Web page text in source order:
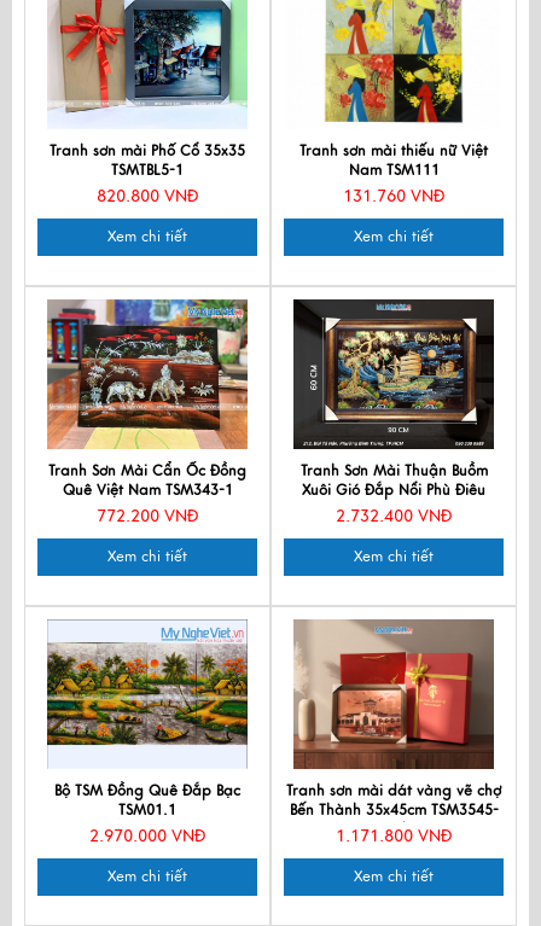
Tranh sơn mài Phố Cổ 35x35
TSMTBL5-1
820.800 VNĐ
Xem chi tiết
Tranh sơn mài thiếu nữ Việt
Nam TSM111
131.760 VNĐ
Xem chi tiết
Tranh Sơn Mài Cẩn Ốc Đồng
Quê Việt Nam TSM343-1
772.200 VNĐ
Xem chi tiết
Tranh Sơn Mài Thuận Buồm
Xuôi Gió Đắp Nổi Phù Điêu
60x90cm TSM699-3
2.732.400 VNĐ
Xem chi tiết
Bộ TSM Đồng Quê Đắp Bạc
TSM01.1
2.970.000 VNĐ
Xem chi tiết
Tranh sơn mài dát vàng vẽ chợ
Bến Thành 35x45cm TSM3545-
1.5/2
1.171.800 VNĐ
Xem chi tiết